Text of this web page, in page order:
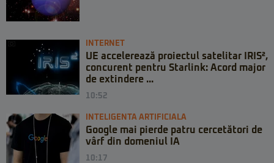
INTERNET
UE accelerează proiectul satelitar IRIS²,
concurent pentru Starlink: Acord major
de extindere ...
10:52
INTELIGENTA ARTIFICIALA
Google mai pierde patru cercetători de
vârf din domeniul IA
10:17